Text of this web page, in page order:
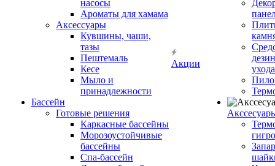
насосы
Ароматы для хамама
Аксессуары
Кувшины, чаши,
тазы
Пештемаль
Кесе
Мыло и
принадлежности
Бассейн
Готовые решения
Каркасные бассейны
Морозоустойчивые
бассейны
Спа-бассейн
Акции
ухода